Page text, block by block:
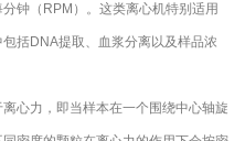
钟（RPM）。这类离心机特别适用
括DNA提取、血浆分离以及样品浓
力，即当样本在一个围绕中心轴旋